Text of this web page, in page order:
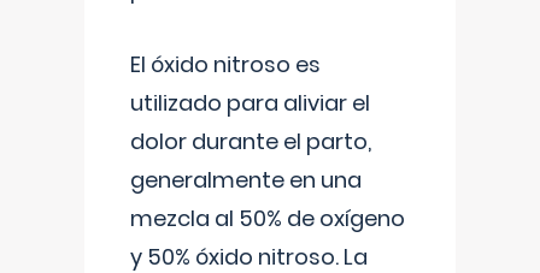
El óxido nitroso es
utilizado para aliviar el
dolor durante el parto,
generalmente en una
mezcla al 50% de oxígeno
y 50% óxido nitroso. La